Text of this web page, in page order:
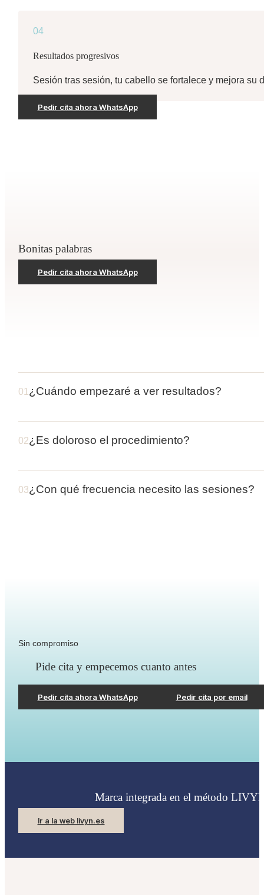
04
Resultados progresivos
Sesión tras sesión, tu cabello se fortalece y mejora
Pedir cita ahora WhatsApp
Bonitas palabras
Pedir cita ahora WhatsApp
01 ¿Cuándo empezaré a ver resultados?
02¿Es doloroso el procedimiento?
03¿Con qué frecuencia necesito las sesiones?
Sin compromiso
Pide cita y empecemos cuanto antes
Pedir cita ahora WhatsApp Pedir cita por email
Marca integrada en el método
Ir a la web livyn.es